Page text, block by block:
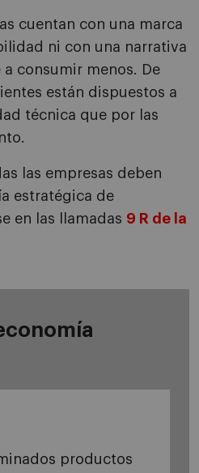
cuentan con una marca
ni con una narrativa
consumir menos. De
están dispuestos a
técnica que por las
las empresas deben
estratégica de
en las llamadas 9 R de la
productos